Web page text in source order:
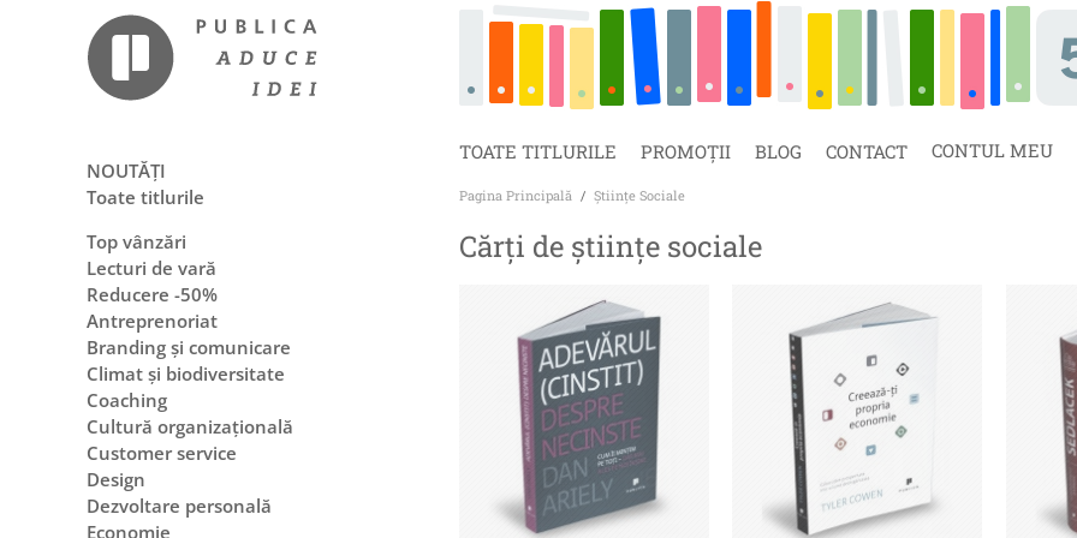
CONTUL MEU
TOATE TITLURILE PROMOȚII BLOG CONTACT
Pagina Principală / Științe Sociale
Cărți de științe sociale
NOUTĂȚI
Toate titlurile
Top vânzări
Lecturi de vară
Reducere -50%
Antreprenoriat
Branding și comunicare
Climat și biodiversitate
Coaching
Cultură organizațională
Customer service
Design
Dezvoltare personală
Economie